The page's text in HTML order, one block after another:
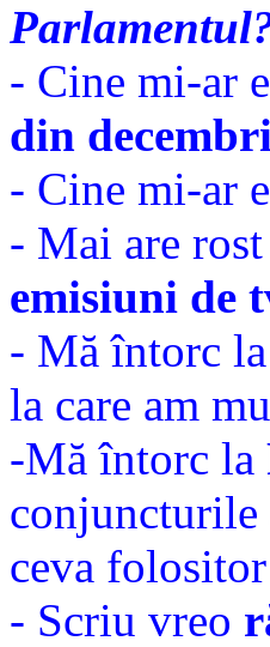
- Cine mi-ar
din
- Cine mi-ar
- Mai are
emisiuni de
- Mă întorc la
la care am
-Mă întorc la
conjuncturile
ceva
- Scriu vreo